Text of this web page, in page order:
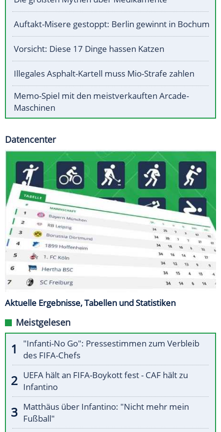
Auftakt-Misere gestoppt: Berlin gewinnt in Bochum
Vorsicht: Diese 17 Dinge hassen Katzen
Illegales Asphalt-Kartell muss Mio-Strafe zahlen
Memo-Spiel mit den meistverkauften Arcade-
Maschinen
Datencenter
Aktuelle Ergebnisse, Tabellen und Statistiken
Meistgelesen
"Infanti-No Go": Pressestimmen zum Verbleib
des FIFA-Chefs
UEFA hält an FIFA-Boykott fest - CAF hält zu
Infantino
Matthäus über Infantino: "Nicht mehr mein
Fußball"